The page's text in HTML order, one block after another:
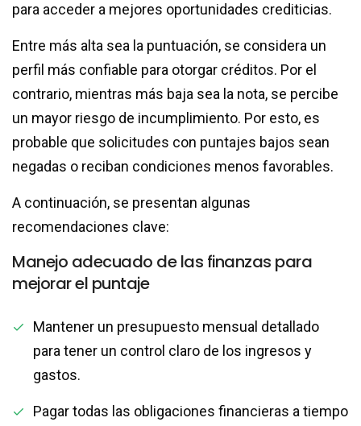
para acceder a mejores oportunidades crediticias.
Entre más alta sea la puntuación, se considera un
perfil más confiable para otorgar créditos. Por el
contrario, mientras más baja sea la nota, se percibe
un mayor riesgo de incumplimiento. Por esto, es
probable que solicitudes con puntajes bajos sean
negadas o reciban condiciones menos favorables.
A continuación, se presentan algunas
recomendaciones clave:
Manejo adecuado de las finanzas para
mejorar el puntaje
Mantener un presupuesto mensual detallado
para tener un control claro de los ingresos y
gastos.
Pagar todas las obligaciones financieras a tiempo